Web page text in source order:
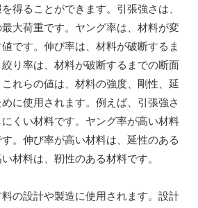
得ることができます。引張強さは、
大荷重です。ヤング率は、材料が変
です。伸び率は、材料が破断するま
り率は、材料が破断するまでの断面
れらの値は、材料の強度、剛性、延
に使用されます。例えば、引張強さ
くい材料です。ヤング率が高い材料
。伸び率が高い材料は、延性のある
材料は、靭性のある材料です。
の設計や製造に使用されます。設計